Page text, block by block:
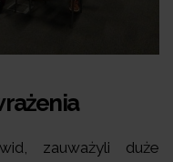
zauważyli duże